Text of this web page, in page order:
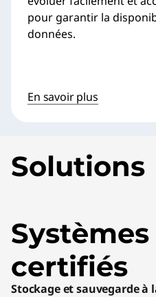
pour garantir la
données.
En savoir plus
Solutions
certifiés
Stockage et sauvegarde à